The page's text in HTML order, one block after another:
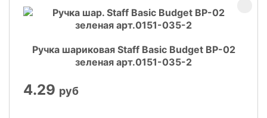
Ручка шариковая Staff Basic Budget BP-02
зеленая арт.0151-035-2
4.29 руб